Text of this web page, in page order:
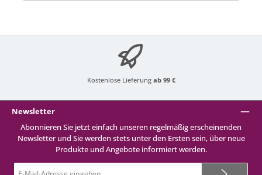
Kostenlose Lieferung ab 99 €
Newsletter
Abonnieren Sie jetzt einfach unseren regelmäßig erscheinenden
Newsletter und Sie werden stets unter den Ersten sein, über neue
Produkte und Angebote informiert werden.